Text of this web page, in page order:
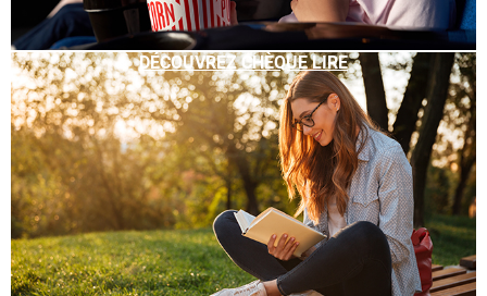
DÉCOUVREZ CHÈQUE LIRE